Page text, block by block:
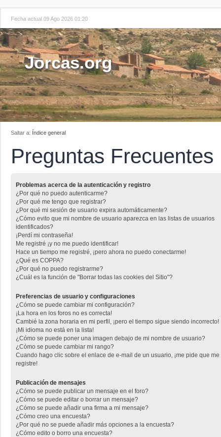
Fecha actual 09 Ago 2026 01:20
Jorcas.org
Saltar a: Índice general
Preguntas Frecuentes
Problemas acerca de la autenticación y registro
¿Por qué no puedo autenticarme?
¿Por qué me tengo que registrar?
¿Por qué mi sesión de usuario expira automáticamente?
¿Cómo evito que mi nombre de usuario aparezca en las listas de usuarios
identificados?
¡Perdí mi contraseña!
Me registré ¡y no me puedo identificar!
Hace un tiempo me registré, ¡pero ahora no puedo conectarme!
¿Qué es COPPA?
¿Por qué no puedo registrarme?
¿Cuál es la función de "Borrar todas las cookies del Sitio"?
Preferencias de usuario y configuraciones
¿Cómo se puede cambiar mi configuración?
¡La hora en los foros no es correcta!
Cambié la zona horaria en mi perfil, ¡pero el tiempo sigue siendo incorrecto!
¡Mi idioma no está en la lista!
¿Cómo se puede poner una imagen debajo de mi nombre de usuario?
¿Cómo se puede cambiar mi rango?
Cuando hago clic sobre el enlace de e-mail de un usuario, ¡me pide que me
registre!
Publicación de mensajes
¿Cómo se puede publicar un mensaje en el foro?
¿Cómo se puede editar o borrar un mensaje?
¿Cómo se puede añadir una firma a mi mensaje?
¿Cómo creo una encuesta?
¿Por qué no se puede añadir más opciones a la encuesta?
¿Cómo edito o borro una encuesta?